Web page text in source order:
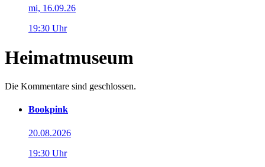
mi, 16.09.26
19:30 Uhr
Heimatmuseum
Die Kommentare sind geschlossen.
Bookpink
20.08.2026
19:30 Uhr